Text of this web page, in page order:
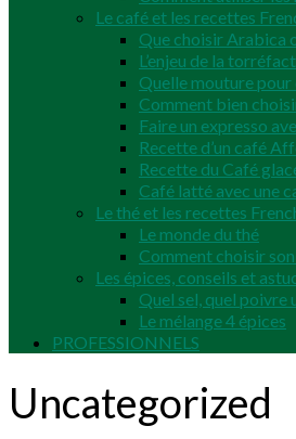
Le café et les recettes
Que choisir Arabica
L’enjeu de la
Quelle mouture
Comment bien
Faire un expresso
Recette d’un café
Recette du Café
Café latté avec une
Le thé et les recettes
Le monde du thé
Comment choisir son
Les épices, conseils et
Quel sel, quel poivre
Le mélange 4 épices
PROFESSIONNELS
Uncategorized